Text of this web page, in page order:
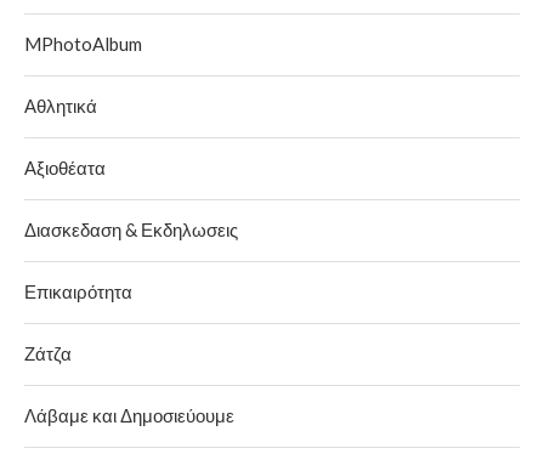
MPhotoAlbum
Αθλητικά
Αξιοθέατα
Διασκεδαση & Εκδηλωσεις
Επικαιρότητα
Ζάτζα
Λάβαμε και Δημοσιεύουμε